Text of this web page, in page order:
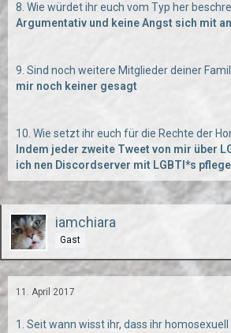
8. Wie würdet ihr euch vom Typ her
Argumentativ und keine Angst sich mit
9. Sind noch weitere Mitglieder deiner
mir noch keiner gesagt
10. Wie setzt ihr euch für die Rechte der
Indem jeder zweite Tweet von mir über
ich nen Discordserver mit LGBTI*s pflege
iamchiara
Gast
11. April 2017
1. Seit wann wisst ihr, dass ihr homosexuell